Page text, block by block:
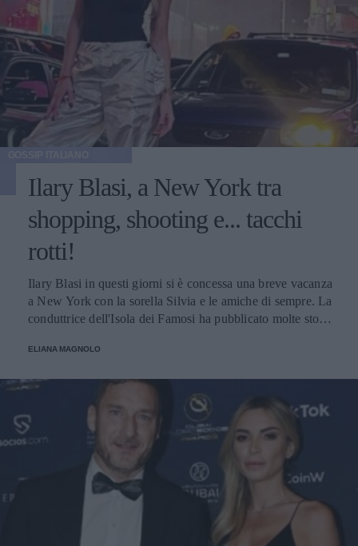
Ilary Blasi, a New York tra
shopping, shooting e... tacchi
rotti!
Ilary Blasi in questi giorni si è concessa una breve vacanza
a New York con la sorella Silvia e le amiche di sempre. La
conduttrice dell'Isola dei Famosi ha pubblicato molte storie
suoi numerosi follower.
ELIANA MAGNOLO